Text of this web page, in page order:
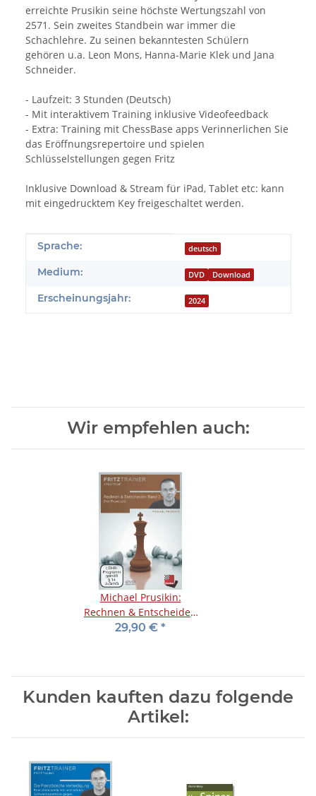
erreichte Prusikin seine höchste Wertungszahl von
2571. Sein zweites Standbein war immer die
Schachlehre. Zu seinen bekanntesten Schülern
gehören u.a. Leon Mons, Hanna-Marie Klek und Jana
Schneider.
- Laufzeit: 3 Stunden (Deutsch)
- Mit interaktivem Training inklusive Videofeedback
- Extra: Training mit ChessBase apps Verinnerlichen Sie
das Eröffnungsrepertoire und spielen
Schlüsselstellungen gegen Fritz
Inklusive Download & Stream für iPad, Tablet etc: kann
mit eingedrucktem Key freigeschaltet werden.
Produkteigenschaft
Wert
Sprache: deutsch
Medium: DVD Download
Erscheinungsjahr: 2024
Wir empfehlen auch:
Michael Prusikin:
Rechnen & Entscheiden
Band 2
29,90 € *
Kunden kauften dazu folgende
Artikel: